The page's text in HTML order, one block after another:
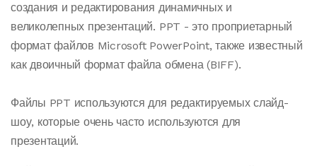
создания и редактирования динамичных и
великолепных презентаций. PPT - это проприетарный
формат файлов Microsoft PowerPoint, также известный
как двоичный формат файла обмена (BIFF).
Файлы PPT используются для редактируемых слайд-
шоу, которые очень часто используются для
презентаций.